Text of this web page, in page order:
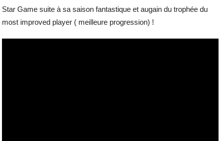
Star Game suite à sa saison fantastique et augain du trophée du
most improved player ( meilleure progression) !